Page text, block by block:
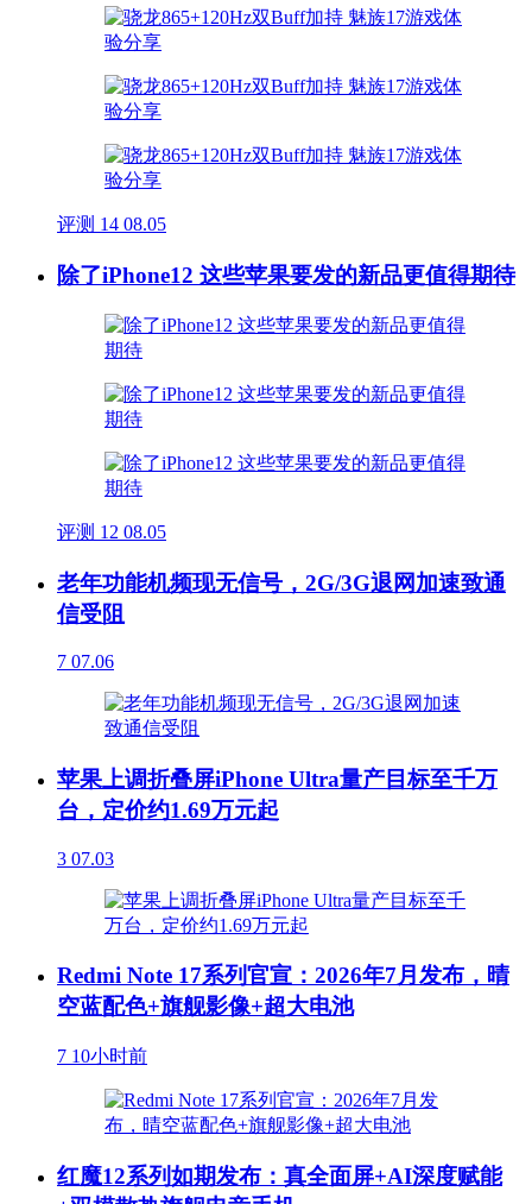
评测 14 08.05
除了iPhone12 这些苹果要发的新品更值得期待
评测 12 08.05
老年功能机频现无信号，2G/3G退网加速致通
信受阻
7 07.06
苹果上调折叠屏iPhone Ultra量产目标至千万
台，定价约1.69万元起
3 07.03
Redmi Note 17系列官宣：2026年7月发布，晴
空蓝配色+旗舰影像+超大电池
7 10小时前
红魔12系列如期发布：真全面屏+AI深度赋能